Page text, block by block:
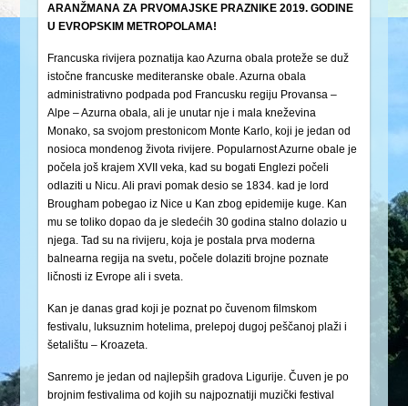
ARANŽMANA ZA PRVOMAJSKE PRAZNIKE 2019. GODINE
U EVROPSKIM METROPOLAMA!
Francuska rivijera poznatija kao Azurna obala proteže se duž
istočne francuske mediteranske obale. Azurna obala
administrativno podpada pod Francusku regiju Provansa –
Alpe – Azurna obala, ali je unutar nje i mala kneževina
Monako, sa svojom prestonicom Monte Karlo, koji je jedan od
nosioca mondenog života rivijere. Popularnost Azurne obale je
počela još krajem XVII veka, kad su bogati Englezi počeli
odlaziti u Nicu. Ali pravi pomak desio se 1834. kad je lord
Brougham pobegao iz Nice u Kan zbog epidemije kuge. Kan
mu se toliko dopao da je sledećih 30 godina stalno dolazio u
njega. Tad su na rivijeru, koja je postala prva moderna
balnearna regija na svetu, počele dolaziti brojne poznate
ličnosti iz Evrope ali i sveta.
Kan je danas grad koji je poznat po čuvenom filmskom
festivalu, luksuznim hotelima, prelepoj dugoj peščanoj plaži i
šetalištu – Kroazeta.
Sanremo je jedan od najlepših gradova Ligurije. Čuven je po
brojnim festivalima od kojih su najpoznatiji muzički festival